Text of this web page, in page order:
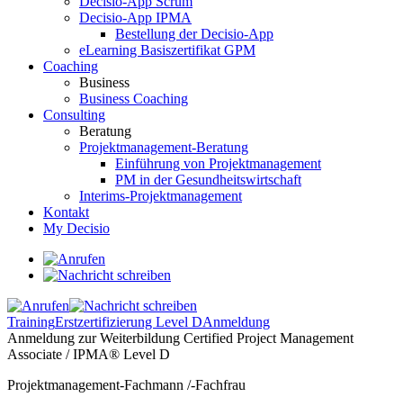
Decisio-App IPMA
Bestellung der Decisio-App
eLearning Basiszertifikat GPM
Coaching
Business
Business Coaching
Consulting
Beratung
Projektmanagement-Beratung
Einführung von Projektmanagement
PM in der Gesundheitswirtschaft
Interims-Projektmanagement
Kontakt
My Decisio
TrainingErstzertifizierung Level DAnmeldung
Anmeldung zur Weiterbildung Certified Project Management
Associate / IPMA® Level D
Projektmanagement-Fachmann /-Fachfrau